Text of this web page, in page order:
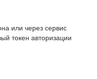
или через сервис
токен авторизации